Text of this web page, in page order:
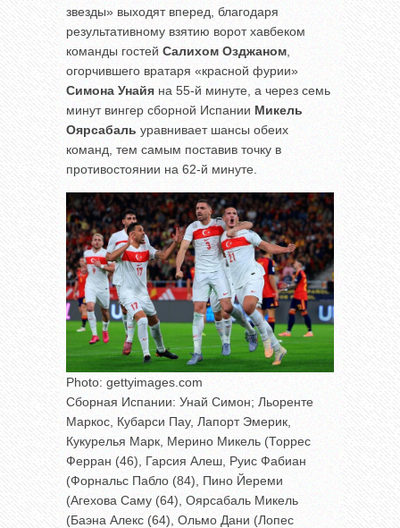
звезды» выходят вперед, благодаря
результативному взятию ворот хавбеком
команды гостей Салихом Озджаном
огорчившего вратаря «красной фурии»
Симона Унайя на 55-й минуте, а через семь
минут вингер сборной Испании Микель
Оярсабаль уравнивает шансы обеих
команд, тем самым поставив точку в
противостоянии на 62-й минуте.
Photo: gettyimages.com
Сборная Испании: Унай Симон; Льоренте
Маркос, Кубарси Пау, Лапорт Эмерик,
Кукурелья Марк, Мерино Микель (Торрес
Ферран (46), Гарсия Алеш, Руис Фабиан
(Форнальс Пабло (84), Пино Йереми
(Агехова Саму (64), Оярсабаль Микель
(Баэна Алекс (64), Ольмо Дани (Лопес